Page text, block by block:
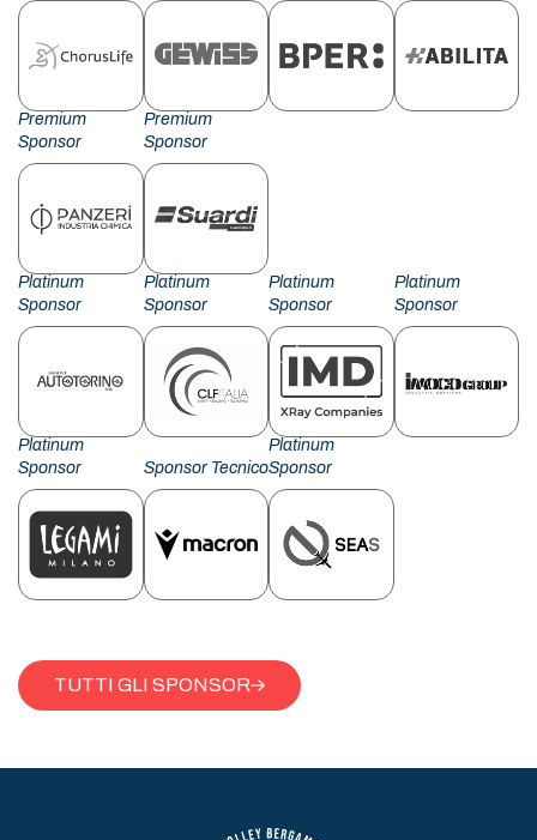
Premium
Sponsor
Premium
Sponsor
Platinum
Sponsor
Platinum
Sponsor
Platinum
Sponsor
Platinum
Sponsor
Platinum
Sponsor
Sponsor Tecnico
Platinum
Sponsor
TUTTI GLI SPONSOR